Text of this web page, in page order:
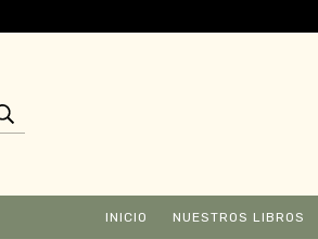
INICIO NUESTROS LIBROS